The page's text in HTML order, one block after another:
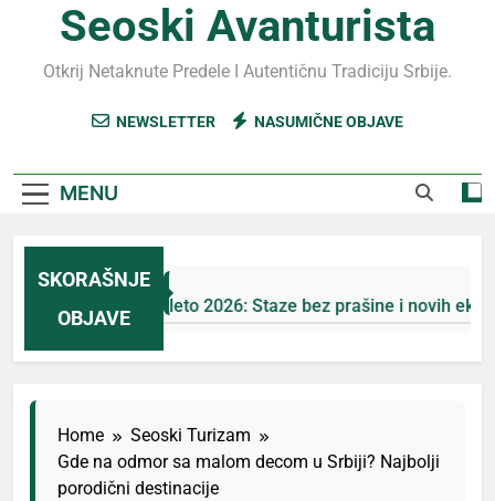
Seoski Avanturista
Otkrij Netaknute Predele I Autentičnu Tradiciju Srbije.
NEWSLETTER NASUMIČNE OBJAVE
MENU
SKORAŠNJE
OBJAVE
Jahorina leto 2026: Staze bez prašine i novih eko-
Home
Seoski Turizam
Gde na odmor sa malom decom u Srbiji? Najbolji
porodični destinacije